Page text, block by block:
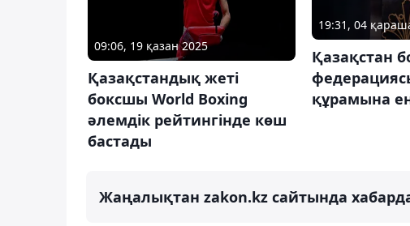
09:06, 19 қазан 2025
Қазақстандық жеті
боксшы World Boxing
әлемдік рейтингінде көш
бастады
19:31, 04
Қазақстан
құрамына
Жаңалықтан zakon.kz сайтында